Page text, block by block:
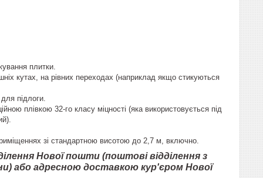
плитки.
кутах, на рівних переходах (наприклад якщо стикуються
підлоги.
плівкою 32-го класу міцності (яка використовується під
зі стандартною висотою до 2,7 м, включно.
Нової пошти (поштові відділення з
або адресною доставкою кур'єром Нової